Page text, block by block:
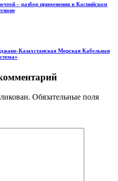
– разбор применения в Каспийском
Казахстанская Морская Кабельная
Обязательные поля